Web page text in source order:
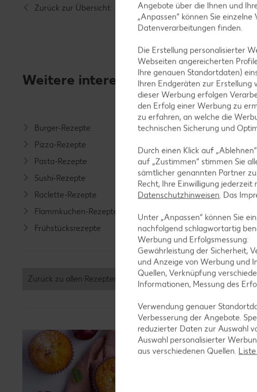
Zurück zur Übersicht
Weitere interessante
Burger-Rezepte
Pizza-Rezepte
Pasta-Rezepte
Sushi-Rezepte
Raclette-Rezepte
Flammkuchen-Rezepte
Frühstücksrezepte
Salat-Rezepte
Spargel-Rezepte
Fleisch-Rezepte
Fisch-Rezepte
Geflügel-
Lamm-Rezepte
Grill-Rezepte
Zurück zu allen Rezepten
Angebote über die Ihnen und
„Anpassen“ können Sie
Datenverarbeitungen finden.
Die Erstellung personalisierter
Webseiten angereicherten
Ihre genauen Standortdaten)
Ihren Endgeräten zur Erstellung
dieser Werbung erfolgen
den Erfolg einer Werbung zu
zu erfahren, an welche die
technischen Sicherung und
Durch einen Klick auf
auf „Zustimmen“ stimmen Sie
sämtlicher genannten Partner
Recht, Ihre Einwilligung
Datenschutzhinweisen. Das
Unter „Anpassen“ können Sie
nachfolgend schlagwortartig
Werbung und Erfolgsmessung:
Gewährleistung der Sicherheit,
und Anzeige von Werbung und
Quellen, Verknüpfung
Informationen, Messung des
Verwendung genauer
Verbesserung der Angebote.
reduzierter Daten zur Auswahl
Auswahl personalisierter
aus verschiedenen Quellen.